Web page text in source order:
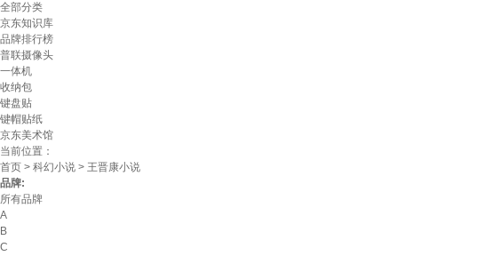
全部分类
京东知识库
品牌排行榜
普联摄像头
一体机
收纳包
键盘贴
键帽贴纸
京东美术馆
当前位置：
首页 > 科幻小说 > 王晋康小说
品牌:
所有品牌
A
B
C